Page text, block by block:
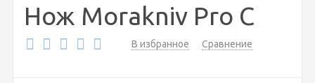
Нож Morakniv Pro C
В избранное Сравнение